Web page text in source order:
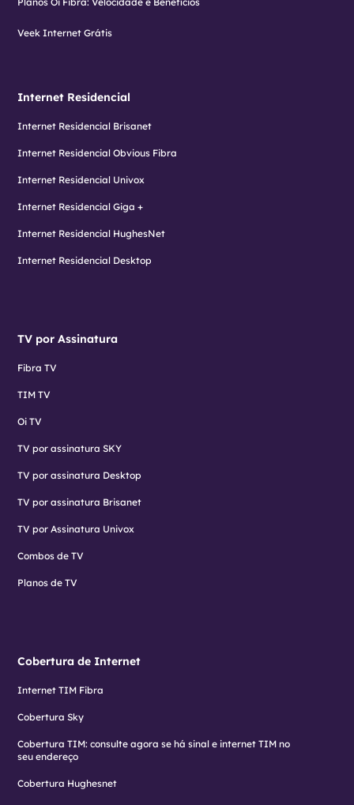
Veek Internet Grátis
Internet Residencial
Internet Residencial Brisanet
Internet Residencial Obvious Fibra
Internet Residencial Univox
Internet Residencial Giga +
Internet Residencial HughesNet
Internet Residencial Desktop
TV por Assinatura
Fibra TV
TIM TV
Oi TV
TV por assinatura SKY
TV por assinatura Desktop
TV por assinatura Brisanet
TV por Assinatura Univox
Combos de TV
Planos de TV
Cobertura de Internet
Internet TIM Fibra
Cobertura Sky
Cobertura TIM: consulte agora se há sinal e internet TIM no
seu endereço
Cobertura Hughesnet